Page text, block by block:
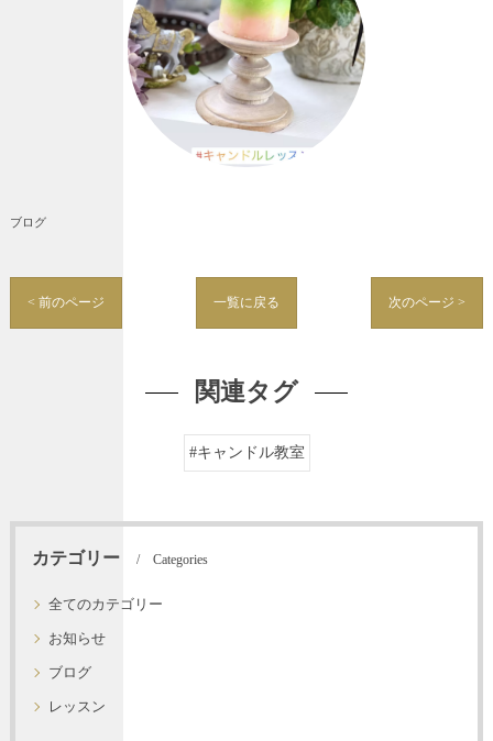
ブログ
< 前のページ 一覧に戻る 次のページ >
関連タグ
#キャンドル教室
カテゴリー Categories
全てのカテゴリー
お知らせ
ブログ
レッスン